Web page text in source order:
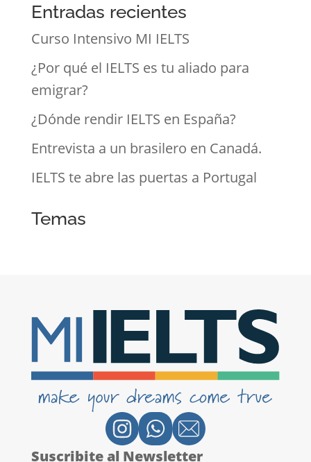
Entradas recientes
Curso Intensivo MI IELTS
¿Por qué el IELTS es tu aliado para
emigrar?
¿Dónde rendir IELTS en España?
Entrevista a un brasilero en Canadá.
IELTS te abre las puertas a Portugal
Temas
Suscribite al Newsletter